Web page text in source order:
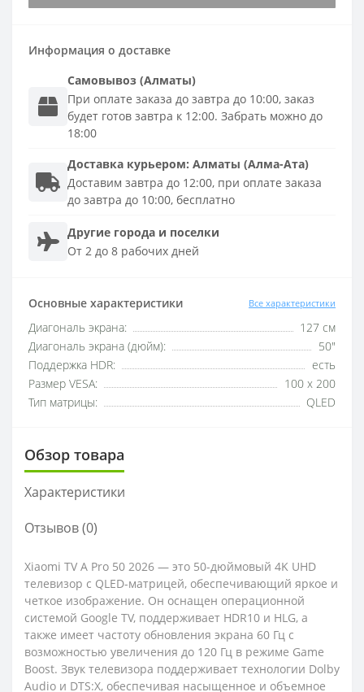
Информация о доставке
Самовывоз (Алматы)
При оплате заказа до завтра до 10:00, заказ
будет готов завтра к 12:00. Забрать можно до
18:00
Доставка курьером: Алматы (Алма-Ата)
Доставим завтра до 12:00, при оплате заказа
до завтра до 10:00, бесплатно
Другие города и поселки
От 2 до 8 рабочих дней
Основные характеристики Все характеристики
Диагональ экрана:
127 см
Диагональ экрана (дюйм):
50"
Поддержка HDR:
есть
Размер VESA:
100 x 200
Тип матрицы:
QLED
Обзор товара
Характеристики
Отзывов (0)
Xiaomi TV A Pro 50 2026 — это 50-дюймовый 4K UHD
телевизор с QLED-матрицей, обеспечивающий яркое и
четкое изображение. Он оснащен операционной
системой Google TV, поддерживает HDR10 и HLG, а
также имеет частоту обновления экрана 60 Гц с
возможностью увеличения до 120 Гц в режиме Game
Boost. Звук телевизора поддерживает технологии Dolby
Audio и DTS:X, обеспечивая насыщенное и объемное